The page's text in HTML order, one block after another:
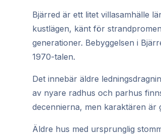
Bjärred är ett litet villasamhälle
kustlägen, känt för
generationer. Bebyggelsen i
1970-talen.
Det innebär äldre
av nyare radhus och parhus
decennierna, men karaktären är
Äldre hus med ursprunglig